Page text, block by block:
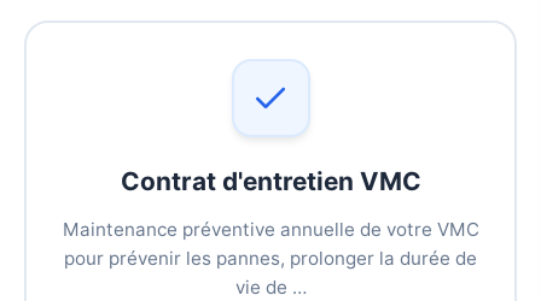
Contrat d'entretien VMC
Maintenance préventive annuelle de votre VMC
pour prévenir les pannes, prolonger la durée de
vie de …